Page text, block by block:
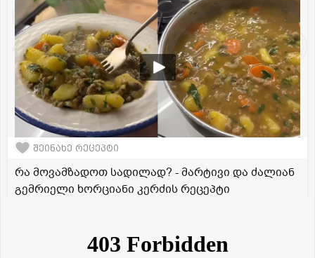
შეინახე რეცეპტი
რა მოვამზადოთ სადილად? - მარტივი და ძალიან
გემრიელი ხორციანი კერძის რეცეპტი